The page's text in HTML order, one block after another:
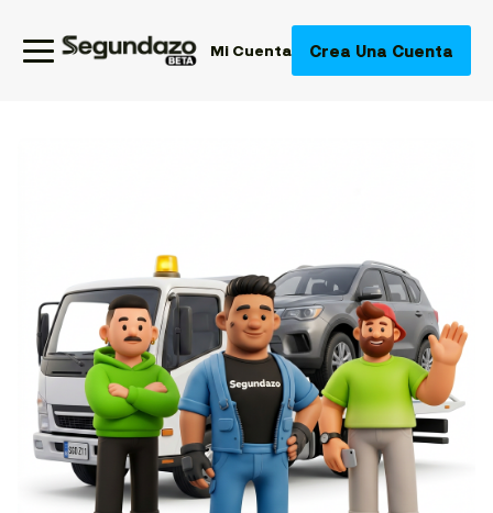
Mi Cuenta Crea Una Cuenta